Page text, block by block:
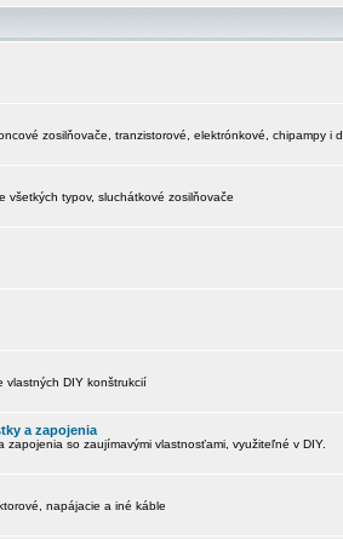
zosilňovače, tranzistorové, elektrónkové, chipampy i
všetkých typov, sluchátkové zosilňovače
vlastných DIY konštrukcií
a zapojenia
zapojenia so zaujímavými vlastnosťami, využiteľné v DIY.
napájacie a iné káble